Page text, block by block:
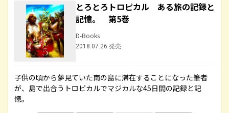
とろとろトロピカル ある旅の記録と
記憶。 第5巻
D-Books
2018.07.26 発売
子供の頃から夢見ていた南の島に滞在することになった筆者
が、島で出合うトロピカルでマジカルな45日間の記録と記
憶。